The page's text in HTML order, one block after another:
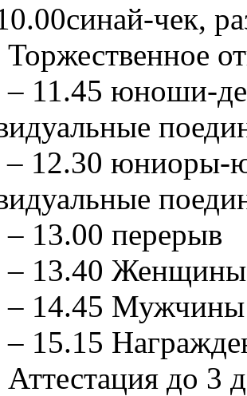
чек,
– 11.45 юноши-
– 12.30 юниоры-
– 13.00 перерыв
– 13.40 Женщины
– 14.45 Мужчины
– 15.15
до 3